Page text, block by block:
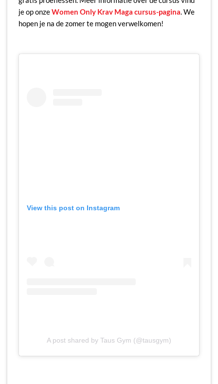
je op onzeWomen Only Krav Maga cursus-pagina. We
hopen je na de zomer te mogen verwelkomen!
View this post on Instagram
A post shared by Taus Gym (@tausgym)